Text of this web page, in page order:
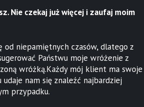
Nie czekaj już więcej i zaufaj moim
od niepamiętnych czasów, dlatego z
Państwu moje wróżenie z
wróżką.Każdy mój klient ma swoje
nam się znaleźć najbardziej
przypadku.